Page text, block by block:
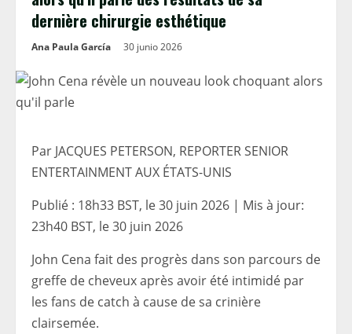
dernière chirurgie esthétique
Ana Paula García 30 junio 2026
Par JACQUES PETERSON, REPORTER SENIOR
ENTERTAINMENT AUX ÉTATS-UNIS
Publié : 18h33 BST, le 30 juin 2026 | Mis à jour:
23h40 BST, le 30 juin 2026
John Cena fait des progrès dans son parcours de
greffe de cheveux après avoir été intimidé par
les fans de catch à cause de sa crinière
clairsemée.